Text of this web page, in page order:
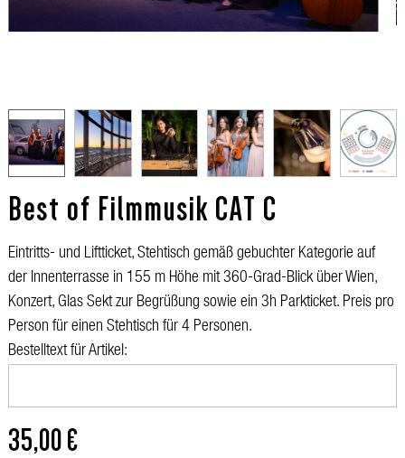
Best of Filmmusik CAT C
Eintritts- und Liftticket, Stehtisch gemäß gebuchter Kategorie auf
der Innenterrasse in 155 m Höhe mit 360-Grad-Blick über Wien,
Konzert, Glas Sekt zur Begrüßung sowie ein 3h Parkticket. Preis pro
Person für einen Stehtisch für 4 Personen.
Bestelltext für Artikel:
35,00 €